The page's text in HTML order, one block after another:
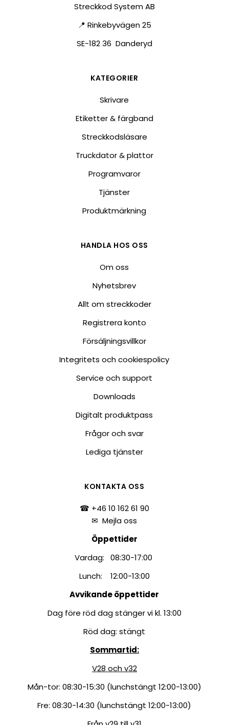
Streckkod System AB
📍 Rinkebyvägen 25
SE-182 36 Danderyd
KATEGORIER
Skrivare
Etiketter & färgband
Streckkodsläsare
Truckdator & plattor
Programvaror
Tjänster
Produktmärkning
HANDLA HOS OSS
Om oss
Nyhetsbrev
Allt om streckkoder
Registrera konto
Försäljningsvillkor
Integritets och cookiespolicy
Service och support
Downloads
Digitalt produktpass
Frågor och svar
Lediga tjänster
KONTAKTA OSS
☎ +46 10 162 61 90
✉Mejla oss
Öppettider
Vardag: 08:30-17:00
Lunch: 12:00-13:00
Avvikande öppettider
Dag före röd dag stänger vi kl. 13:00
Röd dag: stängt
Sommartid:
V28 och v32
Mån-tor: 08:30-15:30 (lunchstängt 12:00-13:00)
Fre: 08:30-14:30 (lunchstängt 12:00-13:00)